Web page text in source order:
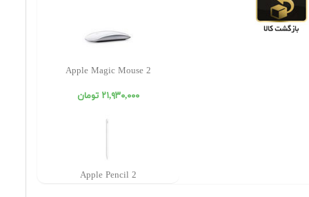
Apple Magic Mouse 2
٢١,٩٣٠,٠٠٠ تومان
Apple Pencil 2